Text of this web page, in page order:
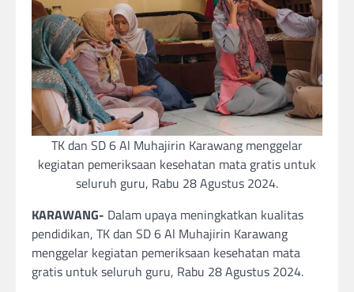
TK dan SD 6 Al Muhajirin Karawang menggelar
kegiatan pemeriksaan kesehatan mata gratis untuk
seluruh guru, Rabu 28 Agustus 2024.
KARAWANG- Dalam upaya meningkatkan kualitas
pendidikan, TK dan SD 6 Al Muhajirin Karawang
menggelar kegiatan pemeriksaan kesehatan mata
gratis untuk seluruh guru, Rabu 28 Agustus 2024.